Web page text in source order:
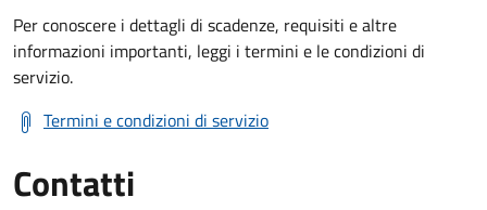
Per conoscere i dettagli di scadenze, requisiti e altre
informazioni importanti, leggi i termini e le condizioni di
servizio.
Termini e condizioni di servizio
Contatti